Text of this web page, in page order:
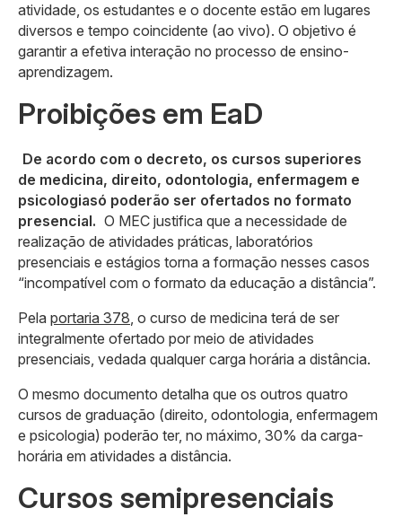
atividade, os estudantes e o docente estão em lugares
diversos e tempo coincidente (ao vivo). O objetivo é
garantir a efetiva interação no processo de ensino-
aprendizagem.
Proibições em EaD
De acordo com o decreto, os cursos superiores
de medicina, direito, odontologia, enfermagem e
psicologiasó poderão ser ofertados no formato
presencial. O MEC justifica que a necessidade de
realização de atividades práticas, laboratórios
presenciais e estágios torna a formação nesses casos
“incompatível com o formato da educação a distância”.
Pela portaria 378, o curso de medicina terá de ser
integralmente ofertado por meio de atividades
presenciais, vedada qualquer carga horária a distância.
O mesmo documento detalha que os outros quatro
cursos de graduação (direito, odontologia, enfermagem
e psicologia) poderão ter, no máximo, 30% da carga-
horária em atividades a distância.
Cursos semipresenciais